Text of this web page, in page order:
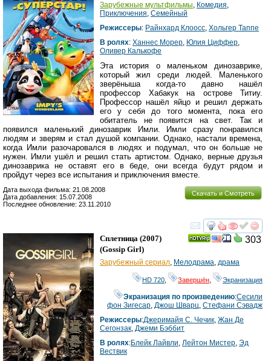
Зарубежные мультфильмы, Комедия,
Приключения, Семейный
Режиссеры: Райнхард Клоосс, Хольгер Таппе
В ролях: Ханнес Морер, Юлия Циффер,
Оливер Калькофе
Эта история о маленьком динозаврике,
который жил среди людей. Маленького
зверёныша когда-то давно нашёл
профессор Хабакук на острове Титиу.
Профессор нашёл яйцо и решил держать
его у себя до того момента, пока его
обитатель не появится на свет. Так и
появился маленький динозаврик Имли. Имли сразу понравился
людям и зверям и стал душой компании. Однако, настали времена,
когда Имли разочаровался в людях и подумал, что он больше не
нужен. Имли ушёл и решил стать артистом. Однако, верные друзья
динозаврика не оставят его в беде, они всегда будут рядом и
пройдут через все испытания и приключения вместе.
Скачать и Смотреть
Дата выхода фильма: 21.08.2008
Дата добавления: 15.07.2008
Последнее обновление: 23.11.2010
смотреть
303
Сплетница (2007)
(Gossip Girl)
Зарубежный сериал, Мелодрама, драма
HD 720 Завершён Экранизация
Экранизация по произведению:Сесили
фон Зигесар,Джош Шварц,Стефани Сэвадж
Режиссеры:Джеримайя С. Чечик, Жан Де
Сегонзак, Джеми Бэббит
В ролях:Блейк Лайвли, Лейтон Мистер, Эд
Вествик